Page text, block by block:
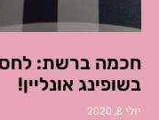
חכמה ברשת:
בשופינג אונליין!
יולי 8, 2020